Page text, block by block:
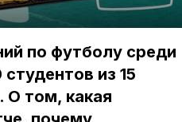
по футболу среди
из 15
О том, какая